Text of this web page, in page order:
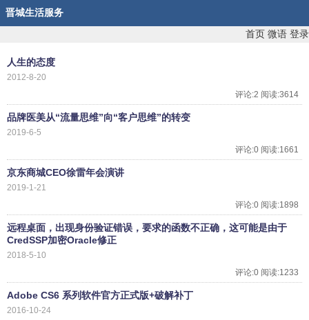
晋城生活服务
首页 微语 登录
人生的态度
2012-8-20
评论:2 阅读:3614
品牌医美从“流量思维”向“客户思维”的转变
2019-6-5
评论:0 阅读:1661
京东商城CEO徐雷年会演讲
2019-1-21
评论:0 阅读:1898
远程桌面，出现身份验证错误，要求的函数不正确，这可能是由于
CredSSP加密Oracle修正
2018-5-10
评论:0 阅读:1233
Adobe CS6 系列软件官方正式版+破解补丁
2016-10-24